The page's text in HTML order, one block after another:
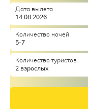
Дата вылета
14.08.2026
Количество ночей
5-7
Количество туристов
2 взрослых